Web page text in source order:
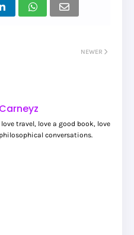
NEWER
Carneyz
travel, love a good book, love
conversations.